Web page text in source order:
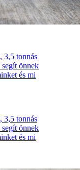
3,5 tonnás
önnek
és mi
3,5 tonnás
önnek
és mi